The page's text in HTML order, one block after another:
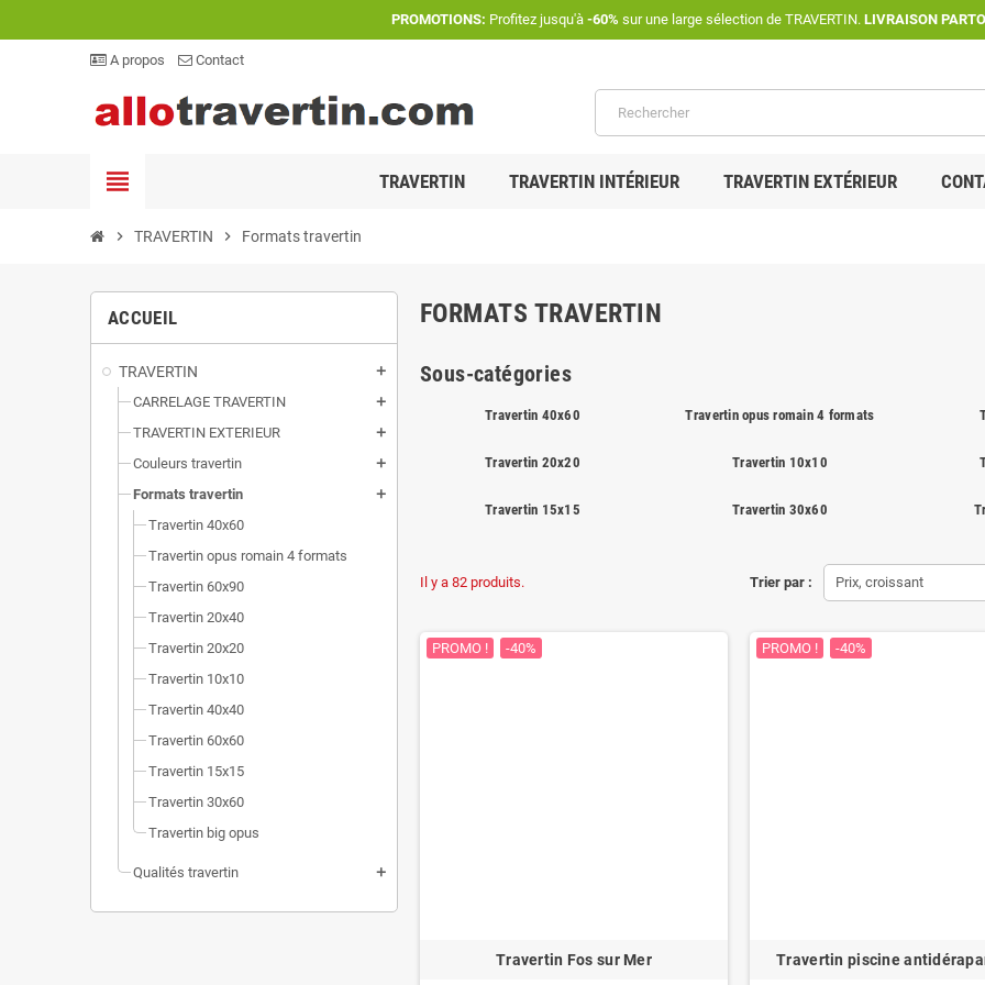
PROMOTIONS: Profitez jusqu'à -60% sur une large sélection de TRAVERTIN. LIVRAISON
A propos Contact
view_headline TRAVERTIN TRAVERTIN INTÉRIEUR TRAVERTIN EXTÉRIEUR
chevron_right TRAVERTIN chevron_right Formats travertin
ACCUEIL
TRAVERTIN add
CARRELAGE TRAVERTIN add
TRAVERTIN EXTERIEUR add
Couleurs travertin add
Formats travertin add
Travertin 40x60
Travertin opus romain 4 formats
Travertin 60x90
Travertin 20x40
Travertin 20x20
Travertin 10x10
Travertin 40x40
Travertin 60x60
Travertin 15x15
Travertin 30x60
Travertin big opus
Qualités travertin add
FORMATS TRAVERTIN
Sous-catégories
Travertin 40x60 Travertin opus romain 4 formats
Travertin 20x20 Travertin 10x10
Travertin 15x15 Travertin 30x60
Trier par : Prix, croissant
Il y a 82 produits.
PROMO ! -40%
Travertin Fos sur Mer
PROMO ! -40%
Travertin piscine